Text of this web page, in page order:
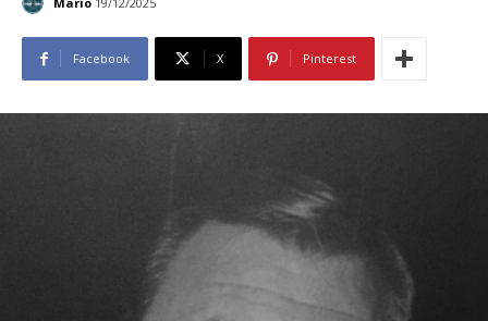
Facebook X Pinterest